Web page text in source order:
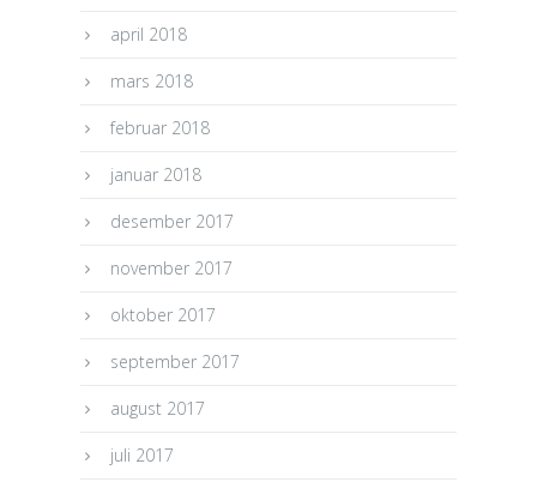
april 2018
mars 2018
februar 2018
januar 2018
desember 2017
november 2017
oktober 2017
september 2017
august 2017
juli 2017